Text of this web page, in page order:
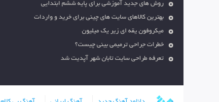
روش های جدید آموزشی برای پایه ششم ابتدایی
بهترین کالاهای سایت های چینی برای خرید و واردات
میکروفون یقه ای زیر یک میلیون
خطرات جراحی ترمیمی بینی چیست؟
تعرفه طراحی سایت تابان شهر آپدیت شد